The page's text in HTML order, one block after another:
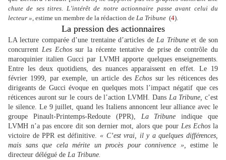
chute de ses titres. L’intérêt de notre actionnaire passe avant celui du
lecteur », estime un membre de la rédaction de La Tribune (4).
La pression des actionnaires
LA lecture comparée d’une trentaine d’articles deLa Tribuneet de son
concurrent Les Echossur la récente tentative de prise de contrôle du
maroquinier italien Gucci par LVMH apporte quelques enseignements.
Entre les deux quotidiens, des nuances apparaissent en effet. Le 19
février 1999, par exemple, un article desEchos sur les réticences des
dirigeants de Gucci évoque en quelques mots l’impact négatif que ces
réticences auront sur le cours de l’action LVMH. Dans La Tribune,c’est
le silence. Le 9 juillet, quand les Italiens annoncent leur alliance avec le
groupe Pinault-Printemps-Redoute (PPR), La Tribuneindique que
LVMH n’a pas encore dit son dernier mot, alors que pour Les Echosla
victoire de PPR est définitive. « C’est vrai, il y a quelques différences,
mais sans que cela mérite un procès pour connivence »,estime le
directeur délégué de La Tribune.